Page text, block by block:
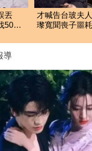
丟
50噸
才喊告台玻夫
瓈寬聞喪子噩
導